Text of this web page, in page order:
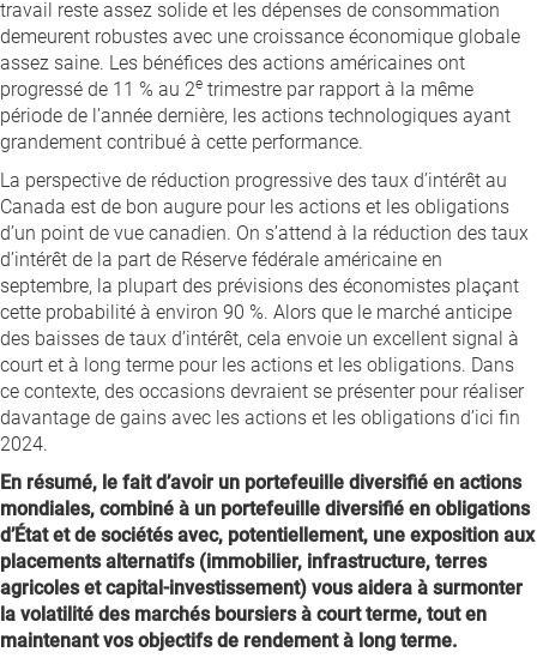
travail reste assez solide et les dépenses de consommation
demeurent robustes avec une croissance économique globale
assez saine. Les bénéfices des actions américaines ont
progressé de 11 % au 2e trimestre par rapport à la même
période de l’année dernière, les actions technologiques ayant
grandement contribué à cette performance.
La perspective de réduction progressive des taux d’intérêt au
Canada est de bon augure pour les actions et les obligations
d’un point de vue canadien. On s’attend à la réduction des taux
d’intérêt de la part de Réserve fédérale américaine en
septembre, la plupart des prévisions des économistes plaçant
cette probabilité à environ 90 %. Alors que le marché anticipe
des baisses de taux d’intérêt, cela envoie un excellent signal à
court et à long terme pour les actions et les obligations. Dans
ce contexte, des occasions devraient se présenter pour réaliser
davantage de gains avec les actions et les obligations d’ici fin
2024.
En résumé, le fait d’avoir un portefeuille diversifié en actions
mondiales, combiné à un portefeuille diversifié en obligations
d’État et de sociétés avec, potentiellement, une exposition aux
placements alternatifs (immobilier, infrastructure, terres
agricoles et capital-investissement) vous aidera à surmonter
la volatilité des marchés boursiers à court terme, tout en
maintenant vos objectifs de rendement à long terme.